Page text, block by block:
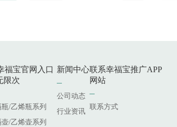
福宝官网入口
限次
/乙烯瓶系列
/乙烯壶系列
新闻中心
公司动态
行业资讯
联系幸福宝推广APP
网站
联系方式